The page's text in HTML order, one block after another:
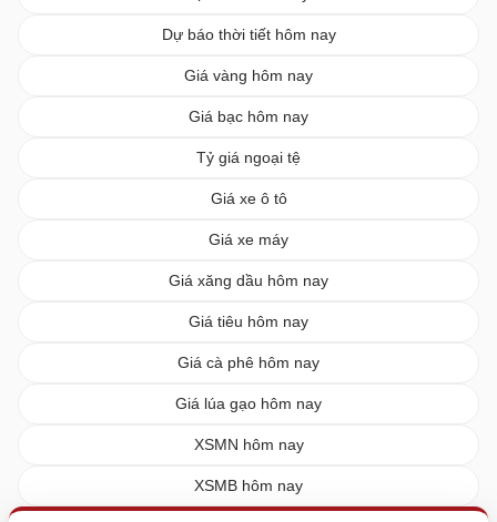
Dự báo thời tiết hôm nay
Giá vàng hôm nay
Giá bạc hôm nay
Tỷ giá ngoại tệ
Giá xe ô tô
Giá xe máy
Giá xăng dầu hôm nay
Giá tiêu hôm nay
Giá cà phê hôm nay
Giá lúa gạo hôm nay
XSMN hôm nay
XSMB hôm nay